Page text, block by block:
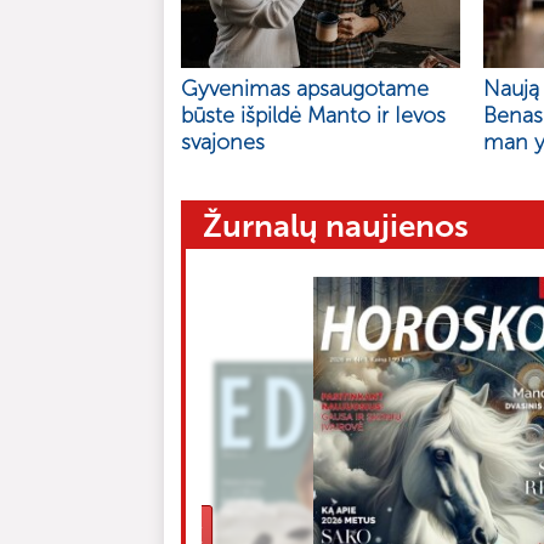
Gyvenimas apsaugotame
būste išpildė Manto ir Ievos
svajones
man
Žurnalų naujienos